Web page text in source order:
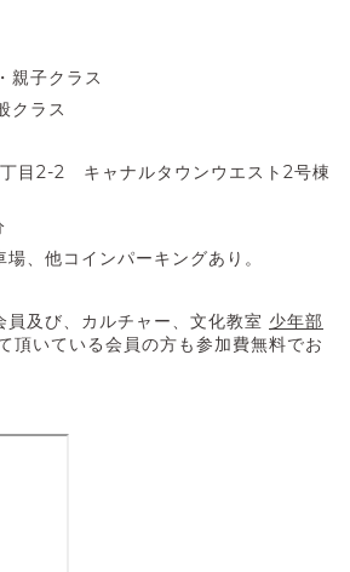
親子クラス
クラス
目2-2 キャナルタウンウエスト2号棟
、他コインパーキングあり。
及び、カルチャー、文化教室 少年部
頂いている会員の方も参加費無料でお